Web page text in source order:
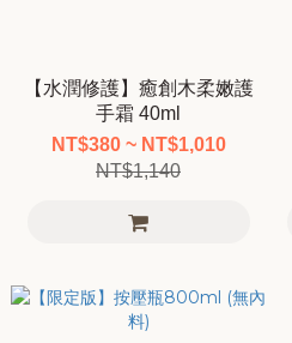
【水潤修護】癒創木柔嫩護
手霜 40ml
NT$380 ~ NT$1,010
NT$1,140